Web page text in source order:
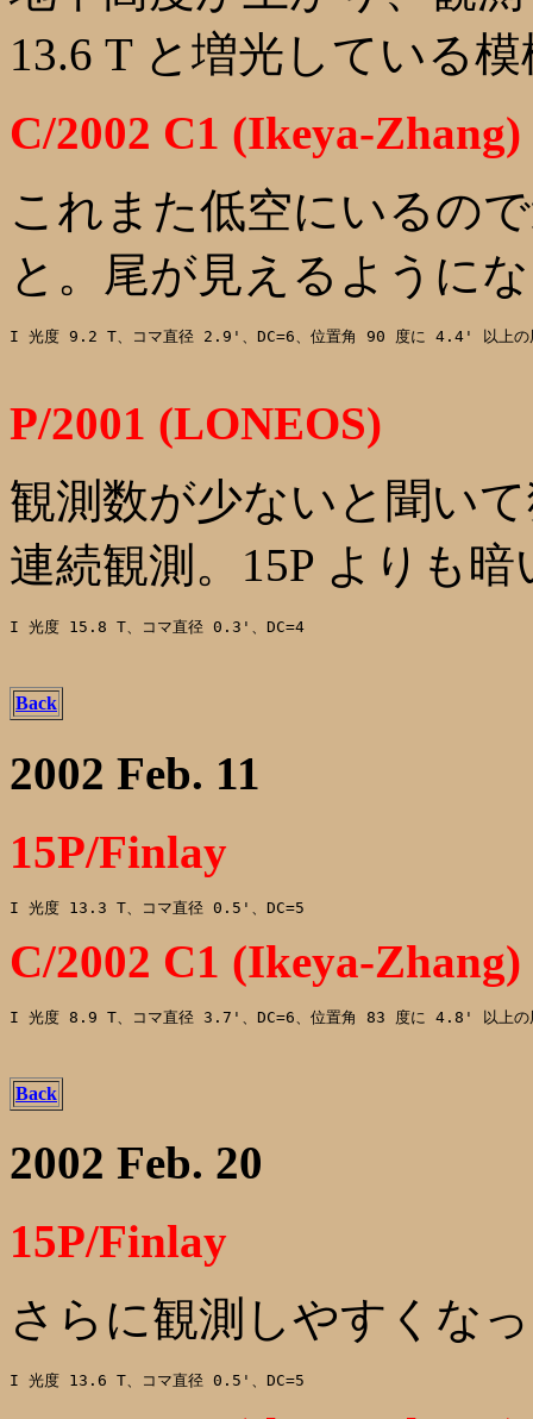
13.6 T と増光している
C/2002 C1 (Ikeya-Zhang)
これまた低空にいるの
と。尾が見えるように
I 光度 9.2 T、コマ直径 2.9'、DC=6、位置角 90 度に 4.4' 以上の
P/2001 (LONEOS)
観測数が少ないと聞い
連続観測。15P よりも暗
I 光度 15.8 T、コマ直径 0.3'、DC=4
Back
2002 Feb. 11
15P/Finlay
C/2002 C1 (Ikeya-Zhang)
I 光度 8.9 T、コマ直径 3.7'、DC=6、位置角 83 度に 4.8' 以上の
Back
2002 Feb. 20
15P/Finlay
さらに観測しやすくな